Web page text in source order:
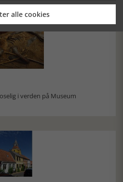
i verden på Museum
alle cookies